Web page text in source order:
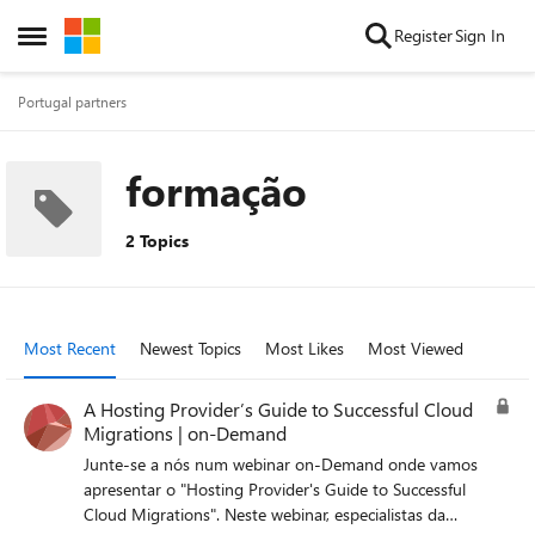
Open Side Menu
Skip to content RegisterSign In
Portugal partners
formação
2 Topics
Most Recent Newest Topics Most Likes Most Viewed
A Hosting Provider’s Guide to Successful Cloud
Migrations | on-Demand
Junte-se a nós num webinar on-Demand onde vamos
apresentar o "Hosting Provider's Guide to Successful
Cloud Migrations". Neste webinar, especialistas da